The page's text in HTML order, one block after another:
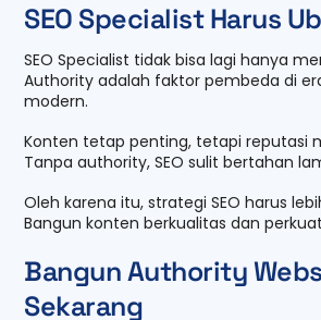
SEO Specialist Harus
SEO Specialist tidak bisa lagi hanya
Authority adalah faktor pembeda di
modern.
Konten tetap penting, tetapi reputasi
Tanpa authority, SEO sulit bertahan
Oleh karena itu, strategi SEO harus
Bangun konten berkualitas dan
Bangun Authority
Sekarang